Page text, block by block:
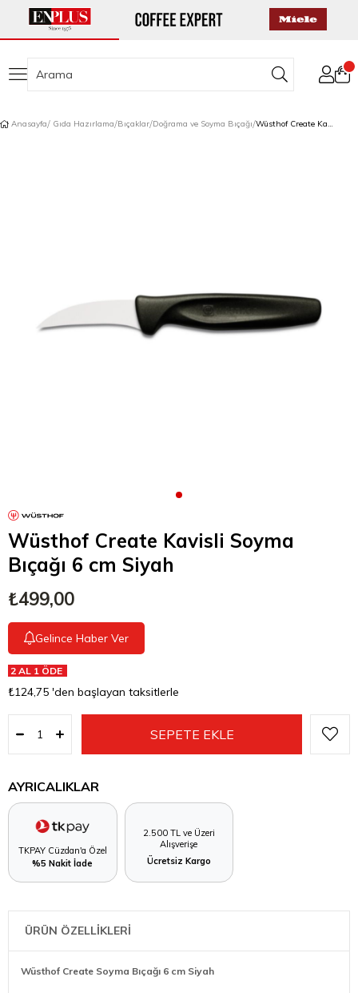
Anasayfa Gıda Hazırlama Bıçaklar Doğrama ve Soyma Bıçağı Wüsthof Create Kavisli Soyma Bıçağı 6 cm Siyah
Wüsthof Create Kavisli Soyma
Bıçağı 6 cm Siyah
₺499,00
Gelince Haber Ver
2 AL 1 ÖDE
₺124,75 'den başlayan taksitlerle
AYRICALIKLAR
TKPAY Cüzdan'a Özel
%5 Nakit İade
2.500 TL ve Üzeri
Alışverişe
Ücretsiz Kargo
ÜRÜN ÖZELLİKLERİ
Wüsthof Create Soyma Bıçağı 6 cm Siyah